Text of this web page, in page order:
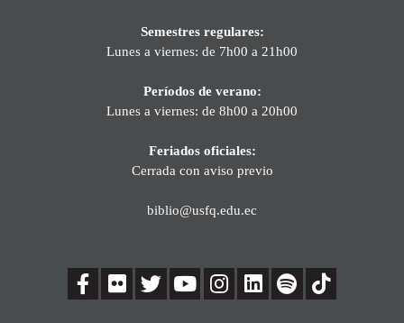
Semestres regulares:
Lunes a viernes: de 7h00 a 21h00
Períodos de verano:
Lunes a viernes: de 8h00 a 20h00
Feriados oficiales:
Cerrada con aviso previo
biblio@usfq.edu.ec